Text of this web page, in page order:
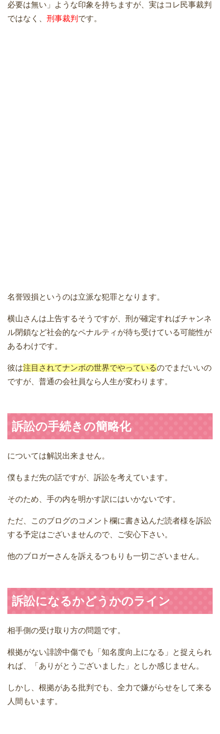
必要は無い」ような印象を持ちますが、実はコレ民事裁判
ではなく、 刑事裁判 です。
名誉毀損というのは立派な犯罪となります。
横山さんは上告するそうですが、刑が確定すればチャンネ
ル閉鎖など社会的なペナルティが待ち受けている可能性が
あるわけです。
彼は注目されてナンボの世界でやっているのでまだいいの
ですが、普通の会社員なら人生が変わります。
訴訟の手続きの簡略化
については解説出来ません。
僕もまだ先の話ですが、訴訟を考えています。
そのため、手の内を明かす訳にはいかないです。
ただ、このブログのコメント欄に書き込んだ読者様を訴訟
する予定はございませんので、ご安心下さい。
他のブロガーさんを訴えるつもりも一切ございません。
訴訟になるかどうかのライン
相手側の受け取り方の問題です。
根拠がない誹謗中傷でも「知名度向上になる」と捉えられ
れば、「ありがとうございました」としか感じません。
しかし、根拠がある批判でも、全力で嫌がらせをして来る
人間もいます。